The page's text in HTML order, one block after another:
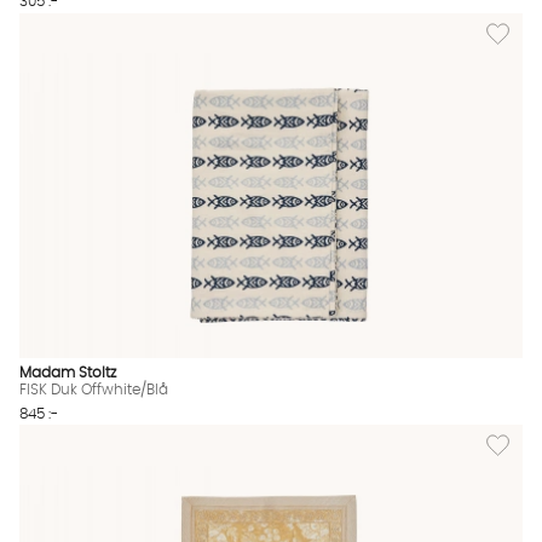
Lägg
Madam Stoltz
FISK Duk Offwhite/Blå
845 :-
Lägg